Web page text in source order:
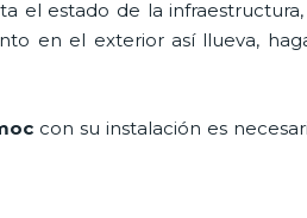
el estado de la
en el exterior así llueva,
con su instalación es